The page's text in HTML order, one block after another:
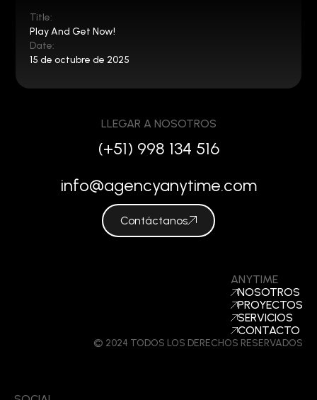
Title:
Play And Get Now!
Date:
15 de octubre de 2025
ANYTIME
NOSOTROS
PROYECTOS
SERVICIOS
CONTACTO
© 2024 TODOS LOS DERECHOS RESERVADOS
LLEGAR A NOSOTROS
(+51) 998 134 516
info@agencyanytime.com
Contáctanos